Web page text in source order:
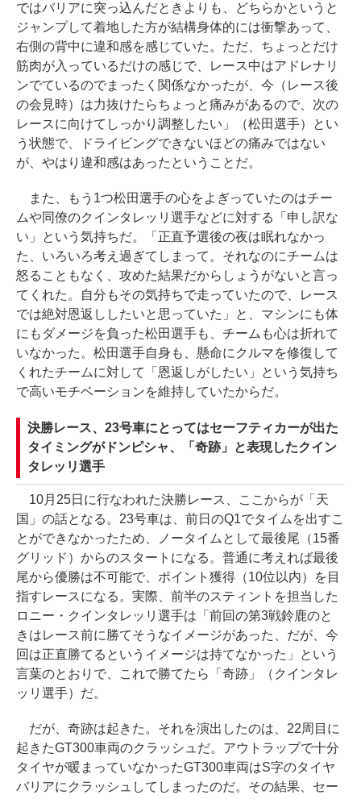
ではバリアに突っ込んだときよりも、どちらかというと
ジャンプして着地した方が結構身体的には衝撃あって、
右側の背中に違和感を感じていた。ただ、ちょっとだけ
筋肉が入っているだけの感じで、レース中はアドレナリ
ンでているのでまったく関係なかったが、今（レース後
の会見時）は力抜けたらちょっと痛みがあるので、次の
レースに向けてしっかり調整したい」（松田選手）とい
う状態で、ドライビングできないほどの痛みではない
が、やはり違和感はあったということだ。
また、もう1つ松田選手の心をよぎっていたのはチー
ムや同僚のクインタレッリ選手などに対する「申し訳な
い」という気持ちだ。「正直予選後の夜は眠れなかっ
た、いろいろ考え過ぎてしまって。それなのにチームは
怒ることもなく、攻めた結果だからしょうがないと言っ
てくれた。自分もその気持ちで走っていたので、レース
では絶対恩返ししたいと思っていた」と、マシンにも体
にもダメージを負った松田選手も、チームも心は折れて
いなかった。松田選手自身も、懸命にクルマを修復して
くれたチームに対して「恩返しがしたい」という気持ち
で高いモチベーションを維持していたからだ。
決勝レース、23号車にとってはセーフティカーが出た
タイミングがドンピシャ、「奇跡」と表現したクイン
タレッリ選手
10月25日に行なわれた決勝レース、ここからが「天
国」の話となる。23号車は、前日のQ1でタイムを出すこ
とができなかったため、ノータイムとして最後尾（15番
グリッド）からのスタートになる。普通に考えれば最後
尾から優勝は不可能で、ポイント獲得（10位以内）を目
指すレースになる。実際、前半のスティントを担当した
ロニー・クインタレッリ選手は「前回の第3戦鈴鹿のと
きはレース前に勝てそうなイメージがあった、だが、今
回は正直勝てるというイメージは持てなかった」という
言葉のとおりで、これで勝てたら「奇跡」（クインタレ
ッリ選手）だ。
だが、奇跡は起きた。それを演出したのは、22周目に
起きたGT300車両のクラッシュだ。アウトラップで十分
タイヤが暖まっていなかったGT300車両はS字のタイヤ
バリアにクラッシュしてしまったのだ。その結果、セー